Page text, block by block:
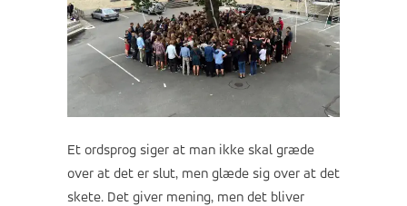
Et ordsprog siger at man ikke skal græde
over at det er slut, men glæde sig over at det
skete. Det giver mening, men det bliver